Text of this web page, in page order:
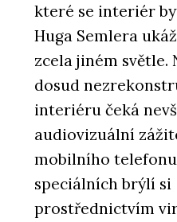
které se interiér
Huga Semlera
zcela jiném světle.
dosud
interiéru čeká
audiovizuální
mobilního
speciálních brýlí si
prostřednictvím